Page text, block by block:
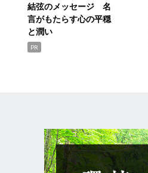
結弦のメッセージ 名
言がもたらす心の平穏
と潤い
PR